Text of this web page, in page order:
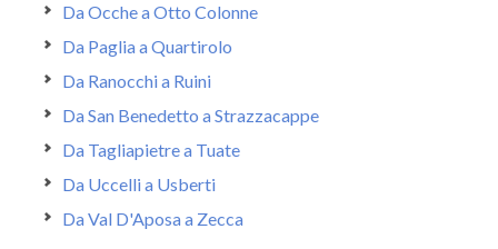
Da Ocche a Otto Colonne
Da Paglia a Quartirolo
Da Ranocchi a Ruini
Da San Benedetto a Strazzacappe
Da Tagliapietre a Tuate
Da Uccelli a Usberti
Da Val D'Aposa a Zecca